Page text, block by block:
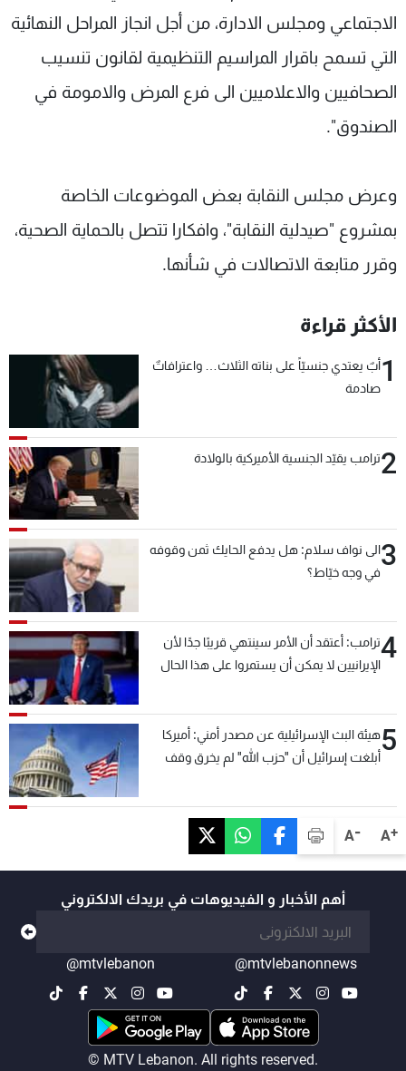
A+
A-
الاجتماعي ومجلس الادارة، من أجل انجاز المراحل النهائية
التي تسمح باقرار المراسيم التنظيمية لقانون تنسيب
الصحافيين والاعلاميين الى فرع المرض والامومة في
الصندوق".
وعرض مجلس النقابة بعض الموضوعات الخاصة
بمشروع "صيدلية النقابة"، وافكارا تتصل بالحماية الصحية،
وقرر متابعة الاتصالات في شأنها.
الأكثر قراءة
1أبٌ يعتدي جنسيّاً على بناته الثلاث… واعترافاتٌ
صادمة
2ترامب يقيّد الجنسية الأميركية بالولادة
3الى نواف سلام: هل يدفع الحايك ثمن وقوفه
في وجه خيّاط؟
4ترامب: أعتقد أن الأمر سينتهي قريبًا جدًا لأن
الإيرانيين لا يمكن أن يستمروا على هذا الحال
5هيئة البث الإسرائيلية عن مصدر أمني: أميركا
أبلغت إسرائيل أن "حزب الله" لم يخرق وقف
أهم الأخبار و الفيديوهات في بريدك الالكتروني
@mtvlebanonnews
@mtvlebanon
© MTV Lebanon. All rights reserved.